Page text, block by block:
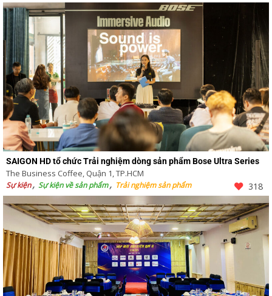
SAIGON HD tổ chức Trải nghiệm dòng sản phẩm Bose Ultra Series
The Business Coffee, Quận 1, TP.HCM
Sự kiện Sự kiện về sản phẩm Trải nghiệm sản phẩm 318